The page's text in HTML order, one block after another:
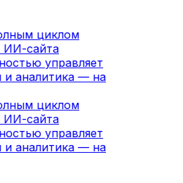
циклом
сайта
управляет
аналитика — на
циклом
сайта
управляет
аналитика — на